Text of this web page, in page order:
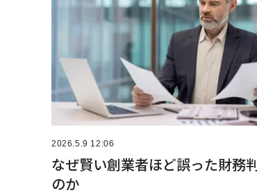
2026.5.9 12:06
なぜ賢い創業者ほど誤った財務
のか